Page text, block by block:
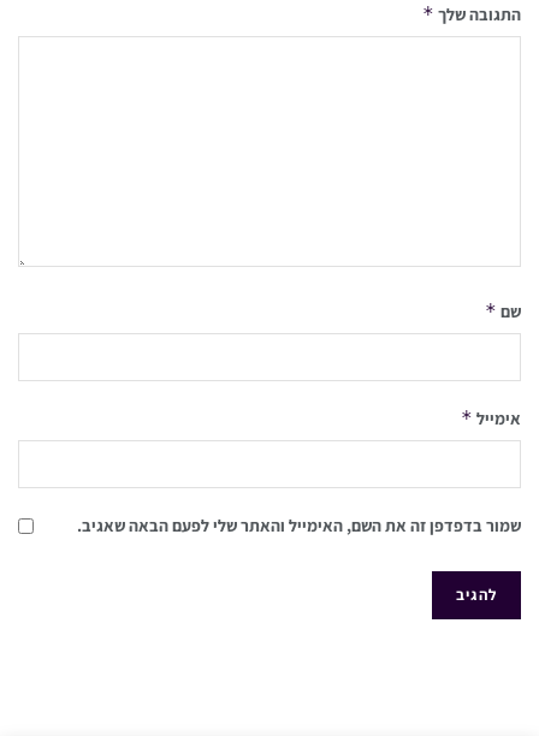
התגובה שלך *
שם *
אימייל *
שמור בדפדפן זה את השם, האימייל והאתר שלי לפעם הבאה שאגיב.